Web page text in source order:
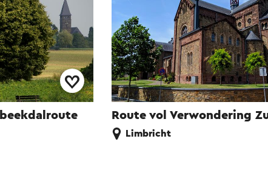
Route vol Verwondering
Limbricht